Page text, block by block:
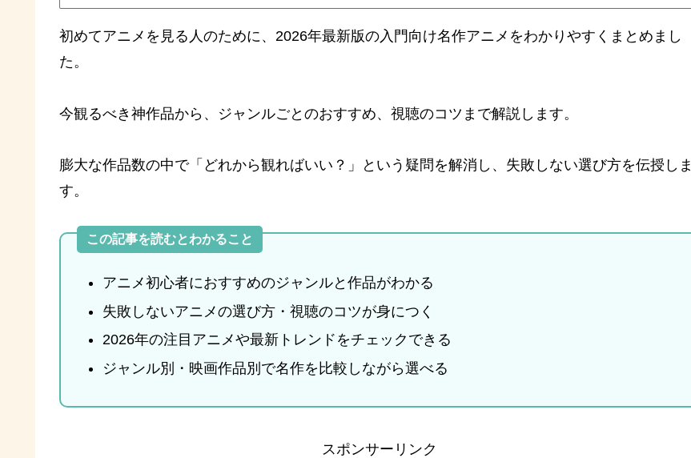
初めてアニメを見る人のために、2026年最新版の入門向け名作アニメをわかりやすくまとめまし
た。
今観るべき神作品から、ジャンルごとのおすすめ、視聴のコツまで解説します。
膨大な作品数の中で「どれから観ればいい？」という疑問を解消し、失敗しない選び方を伝授しま
す。
この記事を読むとわかること
アニメ初心者におすすめのジャンルと作品がわかる
失敗しないアニメの選び方・視聴のコツが身につく
2026年の注目アニメや最新トレンドをチェックできる
ジャンル別・映画作品別で名作を比較しながら選べる
スポンサーリンク